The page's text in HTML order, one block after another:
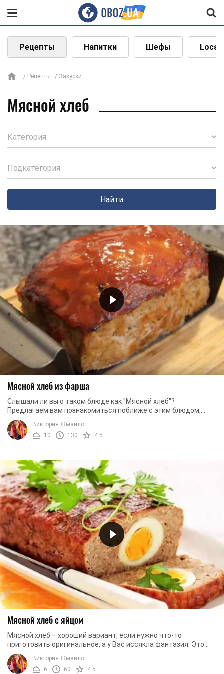
Рецепты Напитки Шефы Local
Рецепты Закуски
Мясной хлеб
Категория
Подкатегория
Найти
Мясной хлеб из фарша
Слышали ли вы о таком блюде как "Мясной хлеб"?
Предлагаем вам познакомиться поближе с этим блюдом,
используя данный рецепт. На самом деле, данное ...
Виктория Жмайло
10
130 4.5
Мясной хлеб с яйцом
Мясной хлеб – хороший вариант, если нужно что-то
приготовить оригинальное, а у Вас иссякла фантазия. Это
сытное, вкусное блюдо. А мясной хлеб с ...
Виктория Жмайло
6
60 4.5